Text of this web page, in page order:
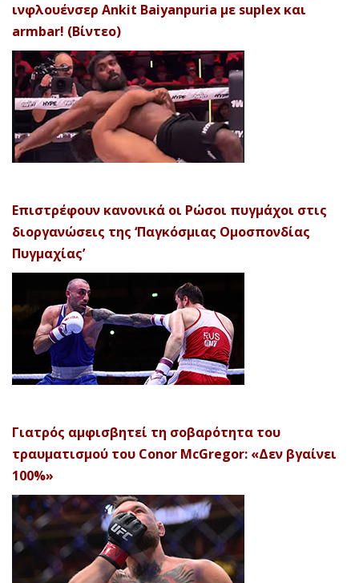
ινφλουένσερ Ankit Baiyanpuria με suplex και
armbar! (Βίντεο)
Επιστρέφουν κανονικά οι Ρώσοι πυγμάχοι στις
διοργανώσεις της ‘Παγκόσμιας Ομοσπονδίας
Πυγμαχίας’
Γιατρός αμφισβητεί τη σοβαρότητα του
τραυματισμού του Conor McGregor: «Δεν βγαίνει
100%»